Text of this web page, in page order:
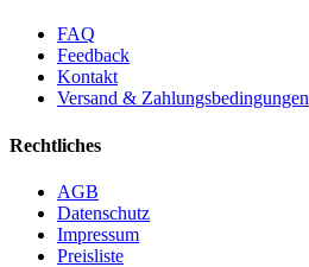
FAQ
Feedback
Kontakt
Versand & Zahlungsbedingungen
Rechtliches
AGB
Datenschutz
Impressum
Preisliste